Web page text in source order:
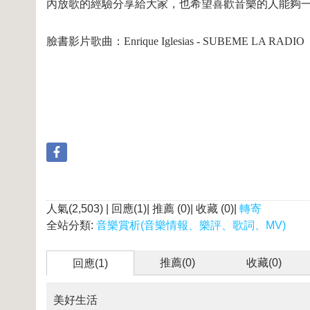
內放歌的經驗分享給大家，也希望喜歡音樂的人能夠
臉書影片歌曲： Enrique Iglesias - SUBEME LA RADIO
人氣(2,503) | 回應(1)| 推薦 (0)| 收藏 (0)| 轉寄
全站分類: 音樂賞析(音樂情報、樂評、歌詞、MV)
回應(1) 推薦(0) 收藏(0)
美好生活